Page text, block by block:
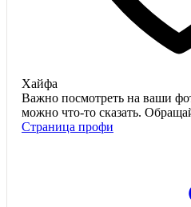
Хайфа
Важно посмотреть на ваши
можно что-то сказать.
Страница профи